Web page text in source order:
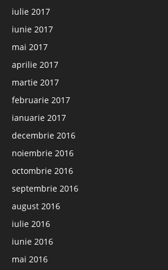
iulie 2017
iunie 2017
mai 2017
aprilie 2017
martie 2017
februarie 2017
ianuarie 2017
decembrie 2016
noiembrie 2016
octombrie 2016
septembrie 2016
august 2016
iulie 2016
iunie 2016
mai 2016